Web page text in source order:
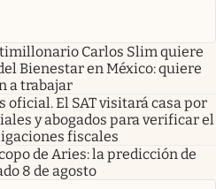
Carlos Slim quiere
Bienestar en México: quiere
a trabajar
oficial. El SAT visitará casa por
y abogados para verificar el
fiscales
de Aries: la predicción de
8 de agosto